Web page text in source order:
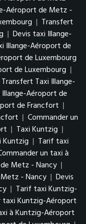
Aéroport de Metz -
| Transfert
| Devis taxi Illange-
Illange-Aéroport de
de Luxembourg
de Luxembourg |
Transfert Taxi Illange-
Aéroport de
de Francfort |
| Commander un
| Taxi Kuntzig |
Kuntzig | Tarif taxi
un taxi à
Metz - Nancy |
- Nancy | Devis
| Tarif taxi Kuntzig-
taxi Kuntzig-Aéroport
à Kuntzig-Aéroport